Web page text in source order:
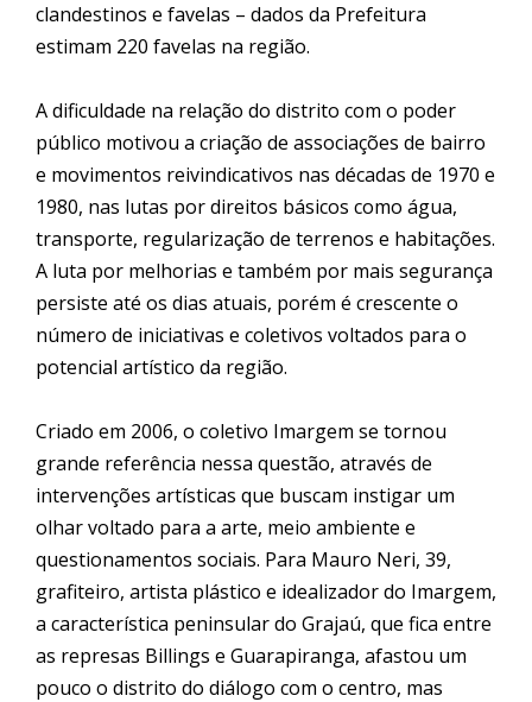
clandestinos e favelas – dados da Prefeitura
estimam 220 favelas na região.
A dificuldade na relação do distrito com o poder
público motivou a criação de associações de bairro
e movimentos reivindicativos nas décadas de 1970 e
1980, nas lutas por direitos básicos como água,
transporte, regularização de terrenos e habitações.
A luta por melhorias e também por mais segurança
persiste até os dias atuais, porém é crescente o
número de iniciativas e coletivos voltados para o
potencial artístico da região.
Criado em 2006, o coletivo Imargem se tornou
grande referência nessa questão, através de
intervenções artísticas que buscam instigar um
olhar voltado para a arte, meio ambiente e
questionamentos sociais. Para Mauro Neri, 39,
grafiteiro, artista plástico e idealizador do Imargem,
a característica peninsular do Grajaú, que fica entre
as represas Billings e Guarapiranga, afastou um
pouco o distrito do diálogo com o centro, mas